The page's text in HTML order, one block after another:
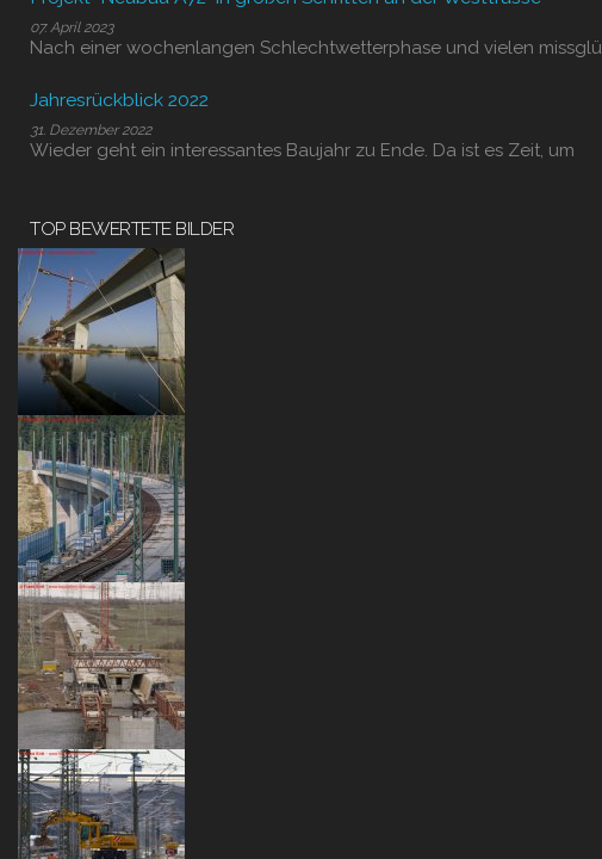
07. April 2023
Nach einer wochenlangen Schlechtwetterphase und vielen missglü
Jahresrückblick 2022
31. Dezember 2022
Wieder geht ein interessantes Baujahr zu Ende. Da ist es Zeit, um
TOP BEWERTETE BILDER